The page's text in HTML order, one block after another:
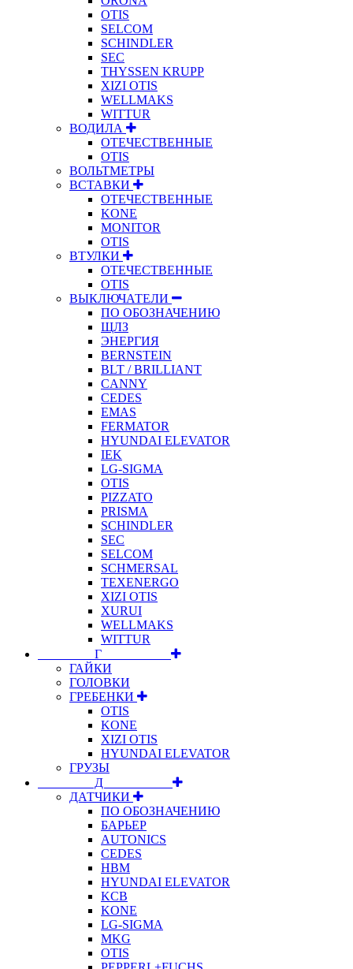
OTIS
SELCOM
SCHINDLER
SEC
THYSSEN KRUPP
XIZI OTIS
WELLMAKS
WITTUR
ВОДИЛА
ОТЕЧЕСТВЕННЫЕ
OTIS
ВОЛЬТМЕТРЫ
ВСТАВКИ
ОТЕЧЕСТВЕННЫЕ
KONE
MONITOR
OTIS
ВТУЛКИ
ОТЕЧЕСТВЕННЫЕ
OTIS
ВЫКЛЮЧАТЕЛИ
ПО ОБОЗНАЧЕНИЮ
ЩЛЗ
ЭНЕРГИЯ
BERNSTEIN
BLT / BRILLIANT
CANNY
CEDES
EMAS
FERMATOR
HYUNDAI ELEVATOR
IEK
LG-SIGMA
OTIS
PIZZATO
PRISMA
SCHINDLER
SEC
SELCOM
SCHMERSAL
TEXENERGO
XIZI OTIS
XURUI
WELLMAKS
WITTUR
⠀⠀⠀⠀⠀⠀Г⠀⠀⠀⠀⠀⠀⠀
ГАЙКИ
ГОЛОВКИ
ГРЕБЕНКИ
OTIS
KONE
XIZI OTIS
HYUNDAI ELEVATOR
ГРУЗЫ
⠀⠀⠀⠀⠀⠀Д⠀⠀⠀⠀⠀⠀⠀
ДАТЧИКИ
ПО ОБОЗНАЧЕНИЮ
БАРЬЕР
AUTONICS
CEDES
HBM
HYUNDAI ELEVATOR
KCB
KONE
LG-SIGMA
MKG
OTIS